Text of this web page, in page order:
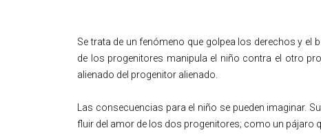
Se trata de un fenómeno que golpea los derechos y el
de los progenitores manipula el niño contra el otro
alienado del progenitor alienado.
Las consecuencias para el niño se pueden imaginar.
fluir del amor de los dos progenitores; como un pájaro